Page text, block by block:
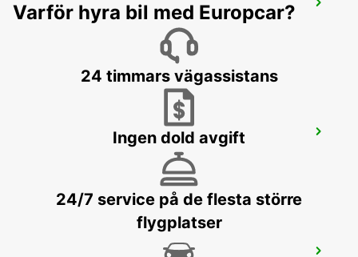
CENTRALSTATION
LONDON - UNITED KINGDOM
LONDON VICTORIA CENTRALSTATION
LONDON - UNITED KINGDOM
Varför hyra bil med Europcar?
24 timmars vägassistans
Ingen dold avgift
24/7 service på de flesta större
flygplatser